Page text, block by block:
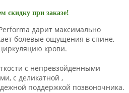
скидку при заказе!
дарит максимально
болевые ощущения в спине,
крови.
с непревзойденными
с деликатной ,
поддержкой позвоночника.